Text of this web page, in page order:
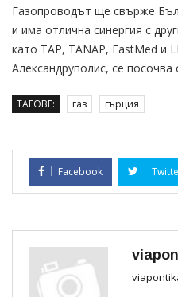
Газопроводът ще свърже
и има отлична синергия с
като ТАР, TANAP, EastMed и
Александруполис, се
ТАГОВЕ: газ гърция
Facebook